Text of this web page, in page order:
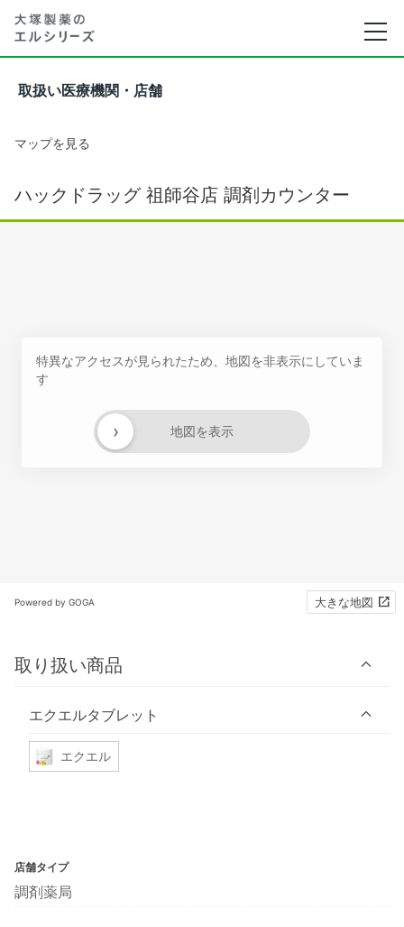
取扱い医療機関・店舗
マップを見る
ハックドラッグ 祖師谷店 調剤カウンター
特異なアクセスが見られたため、地図を非表示にしていま
す
地図を表示
›
Powered by GOGA 大きな地図
取り扱い商品
エクエルタブレット
エクエル
店舗タイプ
調剤薬局